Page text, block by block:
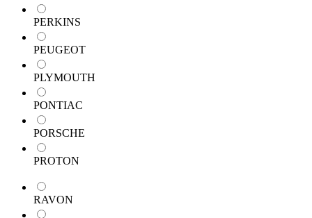
PERKINS
PEUGEOT
PLYMOUTH
PONTIAC
PORSCHE
PROTON
RAVON